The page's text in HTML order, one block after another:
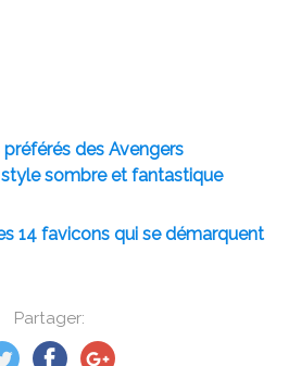
Partager:
des Avengers
sombre et fantastique
14 favicons qui se démarquent